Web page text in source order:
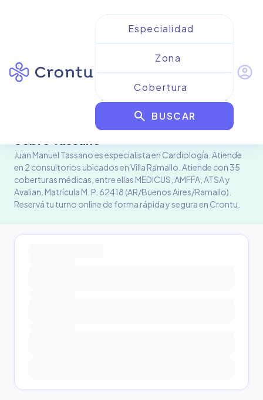
search BUSCAR
account_circle
Profesional de la salud
Juan Manuel Tassano
Juan Manuel Tassano es especialista en Cardiología. Atiende
en 2 consultorios ubicados en Villa Ramallo. Atiende con 35
coberturas médicas, entre ellas MEDICUS, AMFFA, ATSA y
Avalian. Matrícula M. P. 62418 (AR/Buenos Aires/Ramallo).
Reservá tu turno online de forma rápida y segura en Crontu.